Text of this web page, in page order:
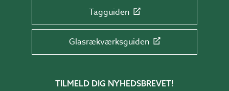
Tagguiden
Glasrækværksguiden
TILMELD DIG NYHEDSBREVET!